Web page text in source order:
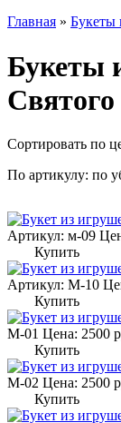
Главная » Букеты
Букеты
Сортировать по
По артикулу: по
Артикул: м-09
Купить
Артикул: М-10
Купить
М-01 Цена: 2500
Купить
М-02 Цена: 2500
Купить